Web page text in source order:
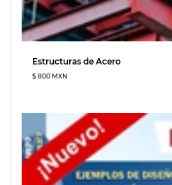
Estructuras de Acero
$ 800 MXN